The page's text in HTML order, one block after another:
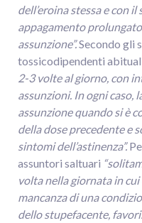
dell’eroina stessa e con
appagamento
assunzione”.Secondo gli
tossicodipendenti
2-3 volte algiorno, con
assunzioni. In ogni caso,
assunzione quando si è
della dose precedente e
sintomi dell’astinenza”.
assuntori saltuari
volta nella giornata in
mancanza di una
dello stupefacente,